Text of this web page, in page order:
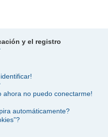
y el registro
ahora no puedo conectarme!
automáticamente?